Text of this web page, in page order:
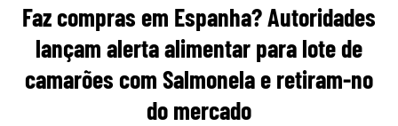
Faz compras em Espanha? Autoridades
lançam alerta alimentar para lote de
camarões com Salmonela e retiram-no
do mercado